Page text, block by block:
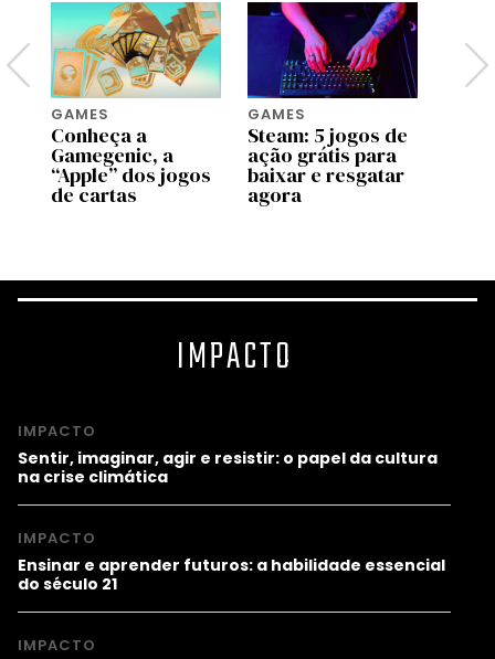
GAMES
Conheça a
Gamegenic, a
“Apple” dos jogos
de cartas
GAMES
Steam: 5 jogos de
ação grátis para
baixar e resgatar
agora
IMPACTO
IMPACTO
Sentir, imaginar, agir e resistir: o papel da cultura
na crise climática
IMPACTO
Ensinar e aprender futuros: a habilidade essencial
do século 21
IMPACTO